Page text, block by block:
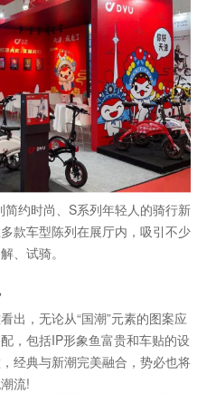
约时尚、S系列年轻人的骑行新
款车型陈列在展厅内，吸引不少
、试骑。
出，无论从“国潮”元素的图案应
，包括IP形象鱼富贵和车贴的设
经典与新潮完美融合，势必也将
流!